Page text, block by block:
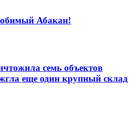
Абакан!
семь объектов
еще один крупный склад